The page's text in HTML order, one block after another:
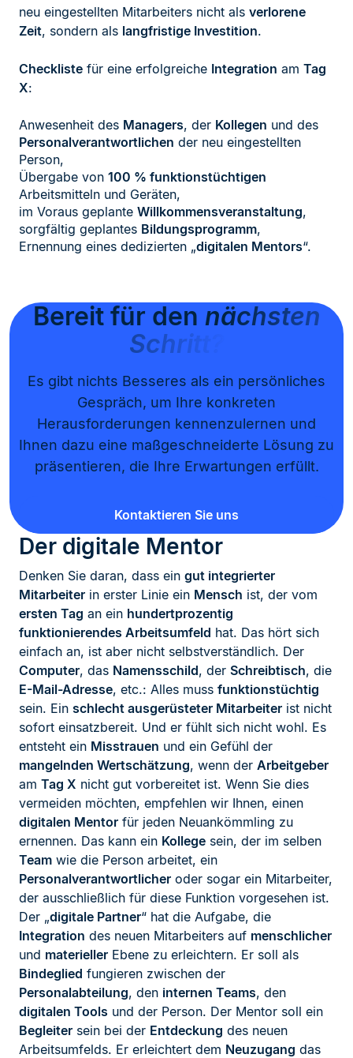
neu eingestellten Mitarbeiters nicht als verlorene
Zeit, sondern als langfristige Investition.
Checkliste für eine erfolgreiche Integration am Tag
X:
Anwesenheit des Managers, der Kollegen und des
Personalverantwortlichen der neu eingestellten
Person,
Übergabe von 100 % funktionstüchtigen
Arbeitsmitteln und Geräten,
im Voraus geplante Willkommensveranstaltung,
sorgfältig geplantes Bildungsprogramm,
Ernennung eines dedizierten „digitalen Mentors“.
Bereit für den nächsten
Schritt?
Es gibt nichts Besseres als ein persönliches
Gespräch, um Ihre konkreten
Herausforderungen kennenzulernen und
Ihnen dazu eine maßgeschneiderte Lösung zu
präsentieren, die Ihre Erwartungen erfüllt.
Kontaktieren Sie uns
Der digitale Mentor
Denken Sie daran, dass ein gut integrierter
Mitarbeiter in erster Linie ein Mensch ist, der vom
ersten Tag an ein hundertprozentig
funktionierendes Arbeitsumfeld hat. Das hört sich
einfach an, ist aber nicht selbstverständlich. Der
Computer, das Namensschild, der Schreibtisch, die
E-Mail-Adresse, etc.: Alles muss funktionstüchtig
sein. Ein schlecht ausgerüsteter Mitarbeiter ist nicht
sofort einsatzbereit. Und er fühlt sich nicht wohl. Es
entsteht ein Misstrauen und ein Gefühl der
mangelnden Wertschätzung, wenn der Arbeitgeber
am Tag X nicht gut vorbereitet ist. Wenn Sie dies
vermeiden möchten, empfehlen wir Ihnen, einen
digitalen Mentor für jeden Neuankömmling zu
ernennen. Das kann ein Kollege sein, der im selben
Team wie die Person arbeitet, ein
Personalverantwortlicher oder sogar ein Mitarbeiter,
der ausschließlich für diese Funktion vorgesehen ist.
Der „digitale Partner“ hat die Aufgabe, die
Integration des neuen Mitarbeiters auf menschlicher
und materieller Ebene zu erleichtern. Er soll als
Bindeglied fungieren zwischen der
Personalabteilung, den internen Teams, den
digitalen Tools und der Person. Der Mentor soll ein
Begleiter sein bei der Entdeckung des neuen
Arbeitsumfelds. Er erleichtert dem Neuzugang das